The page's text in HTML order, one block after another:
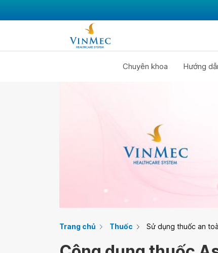
Chuyên khoa Hướng
Trang chủ Thuốc Sử dụng thuốc an